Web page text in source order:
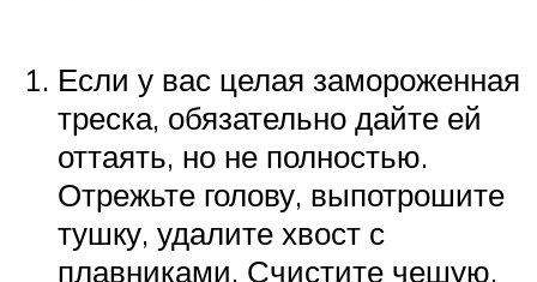
Если у вас целая замороженная
треска, обязательно дайте ей
оттаять, но не полностью.
Отрежьте голову, выпотрошите
тушку, удалите хвост с
плавниками. Счистите чешую,